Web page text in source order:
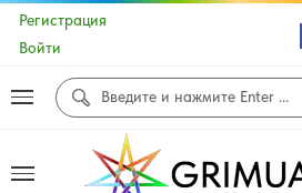
Регистрация
Войти